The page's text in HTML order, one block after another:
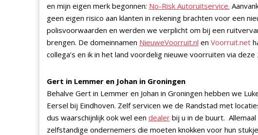
en mijn eigen merk begonnen: No-Risk Autoruitservice.
geen eigen risico aan klanten in rekening brachten voor een
polisvoorwaarden en werden we verplicht om bij een
brengen. De domeinnamen NieuweVoorruit.nl en Voorruit.net
collega’s en ik in het land voordelig nieuwe voorruiten via
Gert in Lemmer en Johan in Groningen
Behalve Gert in Lemmer en Johan in Groningen hebben we
Eersel bij Eindhoven. Zelf servicen we de Randstad met
dus waarschijnlijk ook wel een dealerbij u in de buurt. Allemaal
zelfstandige ondernemers die moeten knokken voor hun